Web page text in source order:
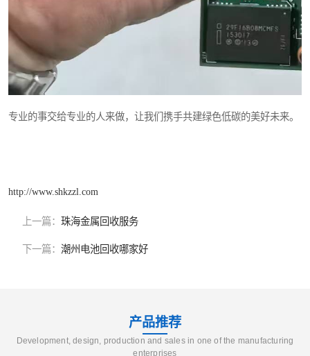
专业的事交给专业的人来做，让我们携手共建绿色低碳的美好未来。
http://www.shkzzl.com
上一篇： 珠海金属回收服务
下一篇： 潮州电池回收哪家好
产品推荐
Development, design, production and sales in one of the manufacturing
enterprises